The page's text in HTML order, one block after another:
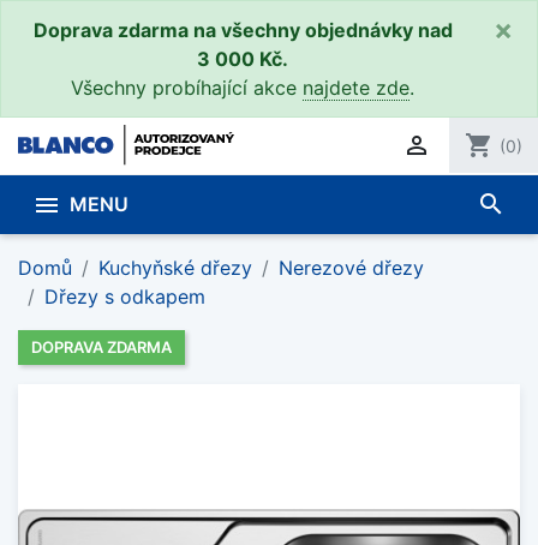
Doprava zdarma na všechny objednávky nad
3 000 Kč.
Všechny probíhající akce najdete zde.
×
 shopping_cart (0)
 MENU search
Domů Kuchyňské dřezy
Nerezové dřezy
Dřezy s odkapem
DOPRAVA ZDARMA